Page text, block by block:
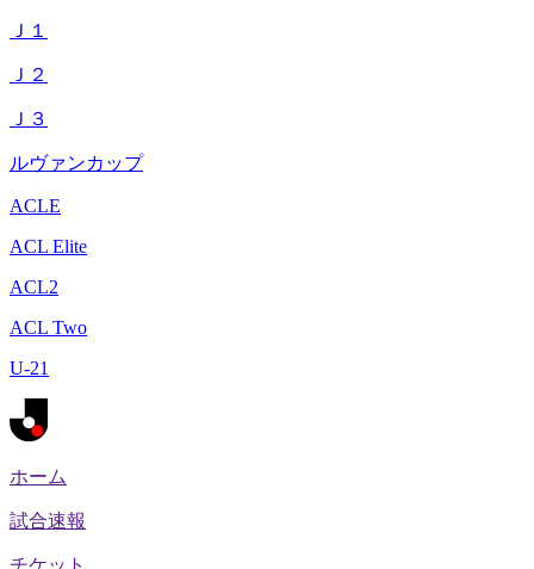
Ｊ１
Ｊ２
Ｊ３
ルヴァンカップ
ACLE
ACL Elite
ACL2
ACL Two
U-21
ホーム
試合速報
チケット